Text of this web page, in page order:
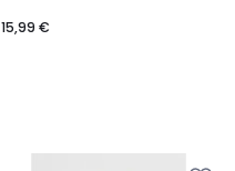
15,99 €